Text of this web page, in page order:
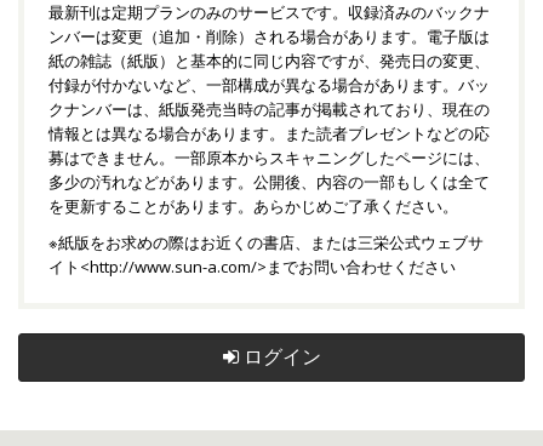
最新刊は定期プランのみのサービスです。収録済みのバックナ
ンバーは変更（追加・削除）される場合があります。電子版は
紙の雑誌（紙版）と基本的に同じ内容ですが、発売日の変更、
付録が付かないなど、一部構成が異なる場合があります。バッ
クナンバーは、紙版発売当時の記事が掲載されており、現在の
情報とは異なる場合があります。また読者プレゼントなどの応
募はできません。一部原本からスキャニングしたページには、
多少の汚れなどがあります。公開後、内容の一部もしくは全て
を更新することがあります。あらかじめご了承ください。
※紙版をお求めの際はお近くの書店、または三栄公式ウェブサ
イト<http://www.sun-a.com/>までお問い合わせください
ログイン